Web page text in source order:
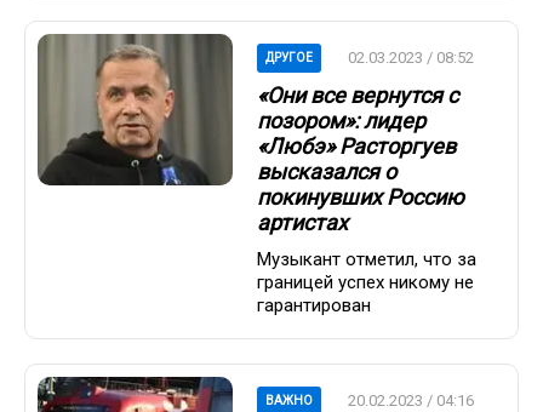
ДРУГОЕ 02.03.2023 / 08:52
«Они все вернутся с
позором»: лидер
«Любэ» Расторгуев
высказался о
покинувших Россию
артистах
Музыкант отметил, что за
границей успех никому не
гарантирован
ВАЖНО 20.02.2023 / 04:16